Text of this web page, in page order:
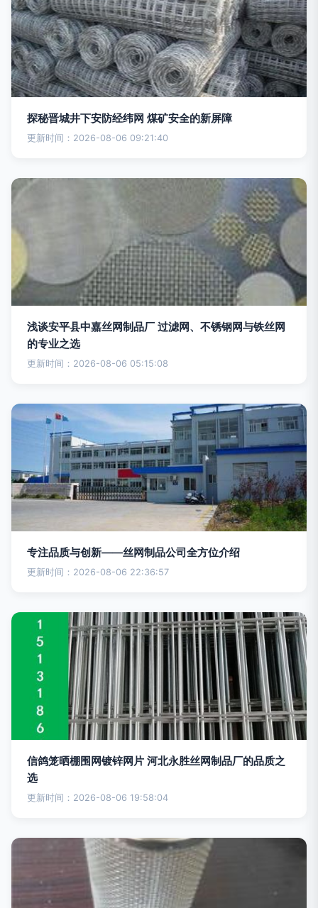
探秘晋城井下安防经纬网 煤矿安全的新屏障
更新时间：2026-08-06 09:21:40
浅谈安平县中嘉丝网制品厂 过滤网、不锈钢网与铁丝网
的专业之选
更新时间：2026-08-06 05:15:08
专注品质与创新——丝网制品公司全方位介绍
更新时间：2026-08-06 22:36:57
信鸽笼晒棚围网镀锌网片 河北永胜丝网制品厂的品质之
选
更新时间：2026-08-06 19:58:04